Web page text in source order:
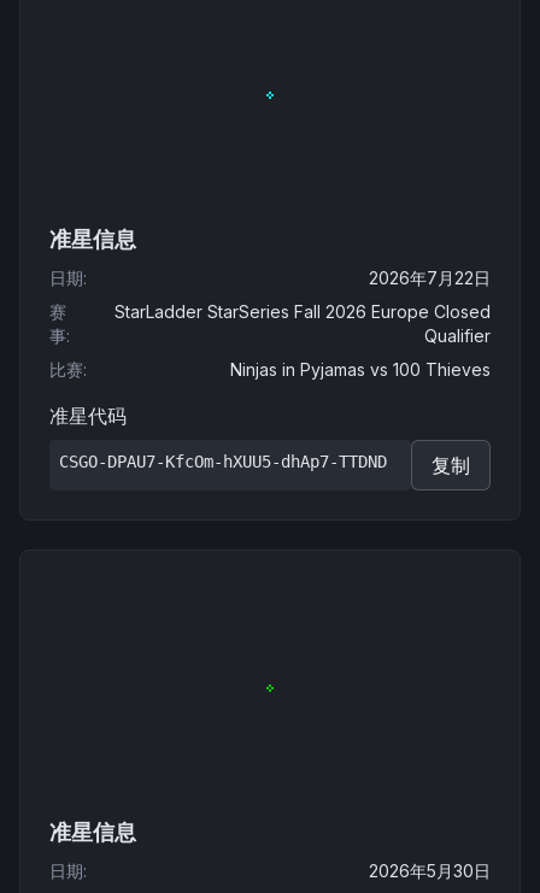
准星信息
日期:
2026年7月22日
赛
事:
StarLadder StarSeries Fall 2026 Europe Closed
Qualifier
比赛: Ninjas in Pyjamas vs 100 Thieves
准星代码
CSGO-DPAU7-KfcOm-hXUU5-dhAp7-TTDND 复制
准星信息
日期:
2026年5月30日